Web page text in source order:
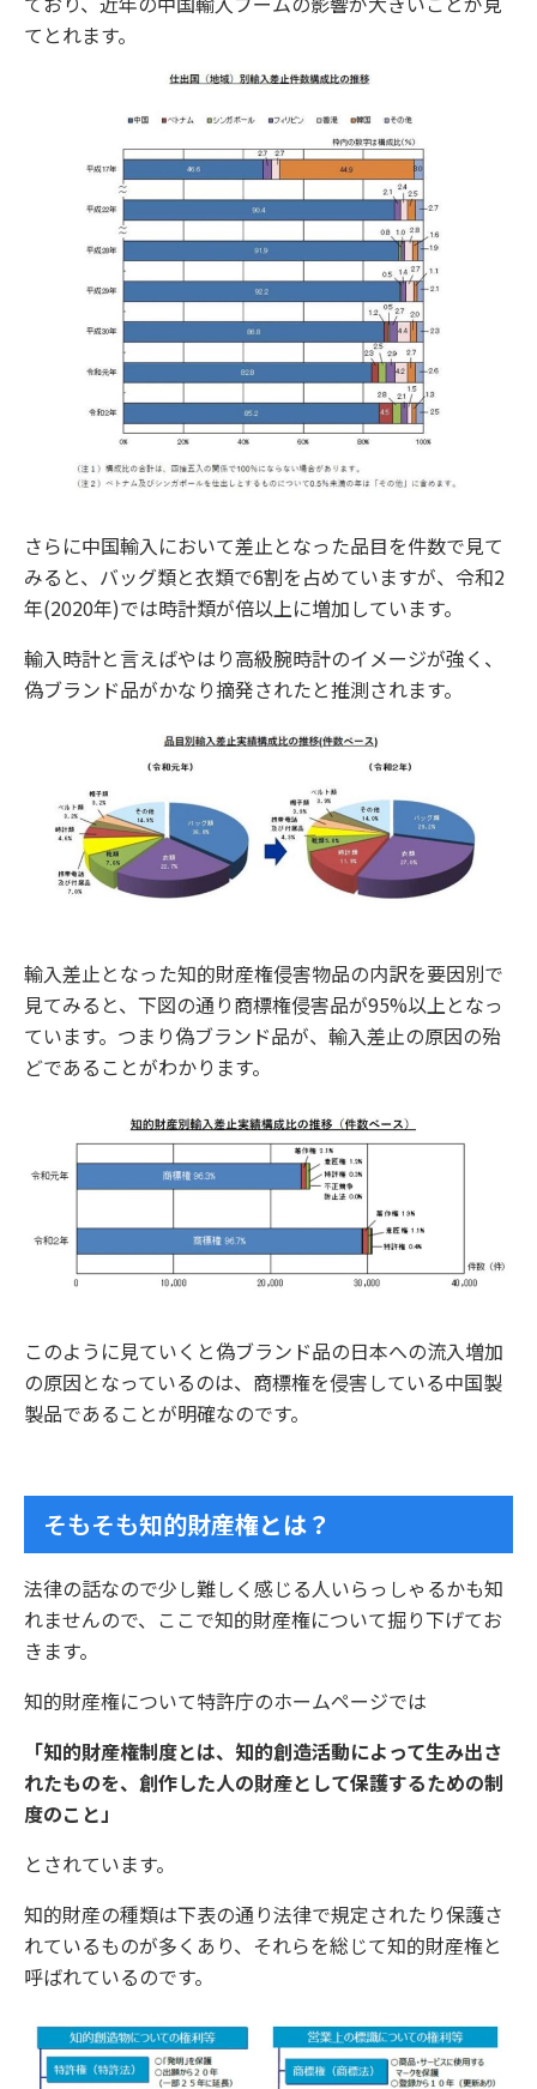
てとれます。
さらに中国輸入において差止となった品目を件数で見て
みると、バッグ類と衣類で6割を占めていますが、令和2
年(2020年)では時計類が倍以上に増加しています。
輸入時計と言えばやはり高級腕時計のイメージが強く、
偽ブランド品がかなり摘発されたと推測されます。
輸入差止となった知的財産権侵害物品の内訳を要因別で
見てみると、下図の通り商標権侵害品が95%以上となっ
ています。つまり偽ブランド品が、輸入差止の原因の殆
どであることがわかります。
このように見ていくと偽ブランド品の日本への流入増加
の原因となっているのは、商標権を侵害している中国製
製品であることが明確なのです。
そもそも知的財産権とは？
法律の話なので少し難しく感じる人いらっしゃるかも知
れませんので、ここで知的財産権について掘り下げてお
きます。
知的財産権について特許庁のホームページでは
「知的財産権制度とは、知的創造活動によって生み出さ
れたものを、創作した人の財産として保護するための制
度のこと」
とされています。
知的財産の種類は下表の通り法律で規定されたり保護さ
れているものが多くあり、それらを総じて知的財産権と
呼ばれているのです。